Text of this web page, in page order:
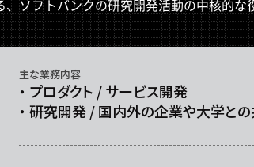
、ソフトバンクの研究開発活動の中核的な
主な業務内容
・ プロダクト / サービス開発
・ 研究開発 / 国内外の企業や大学と